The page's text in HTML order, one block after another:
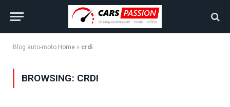
Blog auto-moto Home » crdi
BROWSING: CRDI